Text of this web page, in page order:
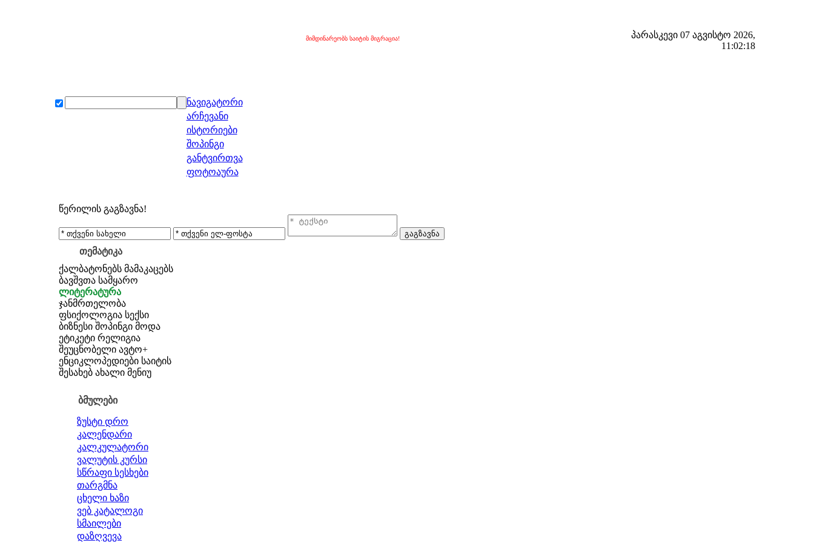
მიმდინარეობს საიტის მიგრაცია!
პარასკევი 07 აგვისტო 2026,
11:02:19
ნავიგატორი
არჩევანი
ისტორიები
შოპინგი
განტვირთვა
ფოტოაურა
წერილის გაგზავნა!
თემატიკა
ქალბატონებს მამაკაცებს
ბავშვთა სამყარო
ლიტერატურა
ჯანმრთელობა
ფსიქოლოგია სექსი
ბიზნესი შოპინგი მოდა
ეტიკეტი რელიგია
შეუცნობელი ავტო+
ენციკლოპედიები საიტის
შესახებ ახალი მენიუ
ბმულები
ზუსტი დრო
კალენდარი
კალკულატორი
ვალუტის კურსი
სწრაფი სესხები
თარგმნა
ცხელი ხაზი
ვებ კატალოგი
სმაილები
დაზღვევა